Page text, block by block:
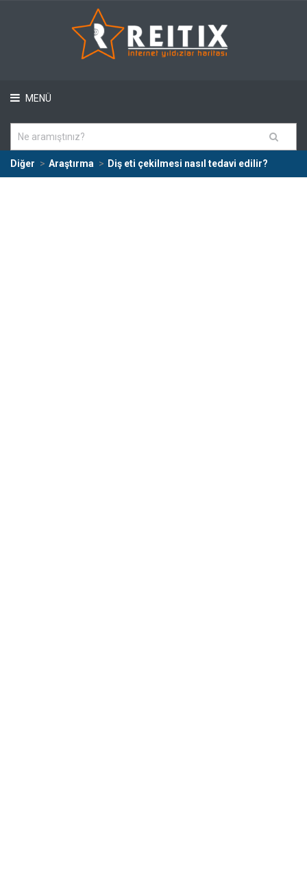
MENÜ
Diğer Araştırma Diş eti çekilmesi nasıl tedavi edilir?